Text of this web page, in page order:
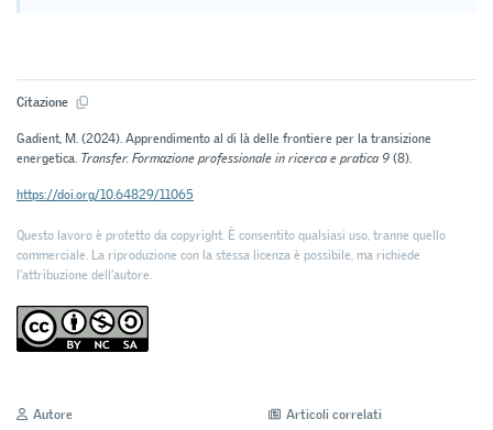
Citazione
Gadient, M. (2024). Apprendimento al di là delle frontiere per la transizione
energetica. Transfer. Formazione professionale in ricerca e pratica 9(8).
https://doi.org/10.64829/11065
Questo lavoro è protetto da copyright. È consentito qualsiasi uso, tranne quello
commerciale. La riproduzione con la stessa licenza è possibile, ma richiede
l'attribuzione dell’autore.
Autore Articoli correlati